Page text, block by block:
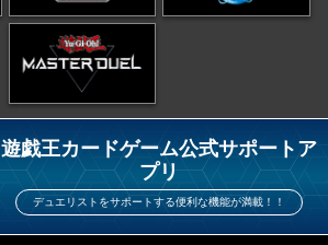
遊戯王カードゲーム公式サポートア
プリ
デュエリストをサポートする便利な機能が満載！！